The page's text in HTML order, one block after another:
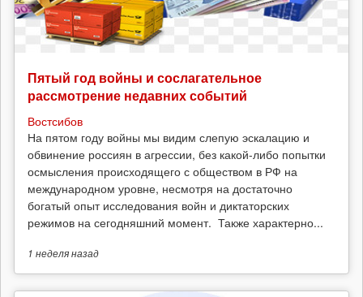
Пятый год войны и сослагательное
рассмотрение недавних событий
Востсибов
На пятом году войны мы видим слепую эскалацию и
обвинение россиян в агрессии, без какой-либо попытки
осмысления происходящего с обществом в РФ на
международном уровне, несмотря на достаточно
богатый опыт исследования войн и диктаторских
режимов на сегодняшний момент. Также характерно...
1 неделяназад